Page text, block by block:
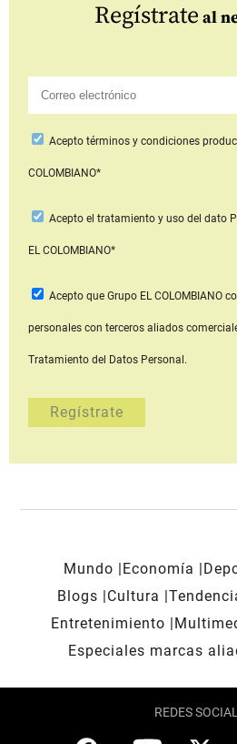
Regístrate al
Aceptotérminos y condiciones
COLOMBIANO*
Acepto el tratamiento y uso del dato
EL COLOMBIANO*
Acepto que Grupo EL COLOMBIANO
personales con terceros aliados
Tratamiento del Datos Personal.
Mundo Economía
Blogs
Cultura
Entretenimiento
Especiales marcas
REDES